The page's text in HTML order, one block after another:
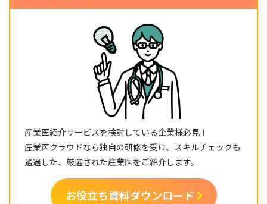
産業医紹介サービスを検討している企業様必見！
産業医クラウドなら独自の研修を受け、スキルチェックも
通過した、厳選された産業医をご紹介します。
お役立ち資料ダウンロード